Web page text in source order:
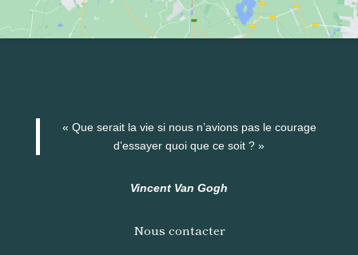
« Que serait la vie si nous n’avions pas le courage
d’essayer quoi que ce soit ? »
Vincent Van Gogh
Nous contacter